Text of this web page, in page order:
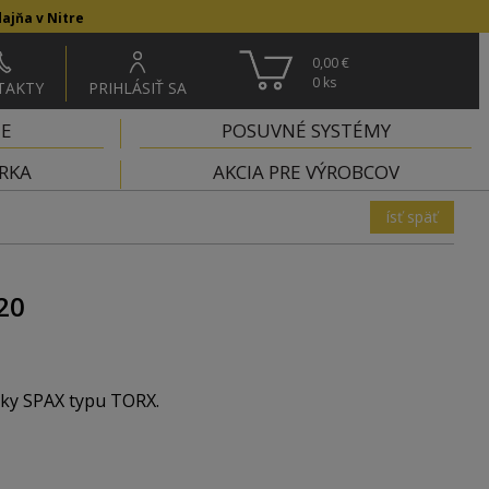
v Nitre
PRIHLÁSIŤ SA
0,00 €
0 ks
POSUVNÉ SYSTÉMY
AKCIA PRE VÝROBCOV
ísť späť
SPAX typu TORX.